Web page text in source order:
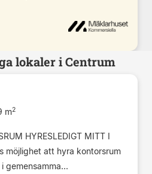
lokaler i Centrum
m2
HYRESLEDIGT MITT I
möjlighet att hyra kontorsrum
gemensamma...